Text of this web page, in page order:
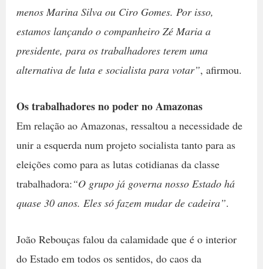
menos Marina Silva ou Ciro Gomes. Por isso,
estamos lançando o companheiro Zé Maria a
presidente, para os trabalhadores terem uma
alternativa de luta e socialista para votar”, afirmou.
Os trabalhadores no poder no Amazonas
Em relação ao Amazonas, ressaltou a necessidade de
unir a esquerda num projeto socialista tanto para as
eleições como para as lutas cotidianas da classe
trabalhadora:“O grupo já governa nosso Estado há
quase 30 anos. Eles só fazem mudar de cadeira”.
João Rebouças falou da calamidade que é o interior
do Estado em todos os sentidos, do caos da